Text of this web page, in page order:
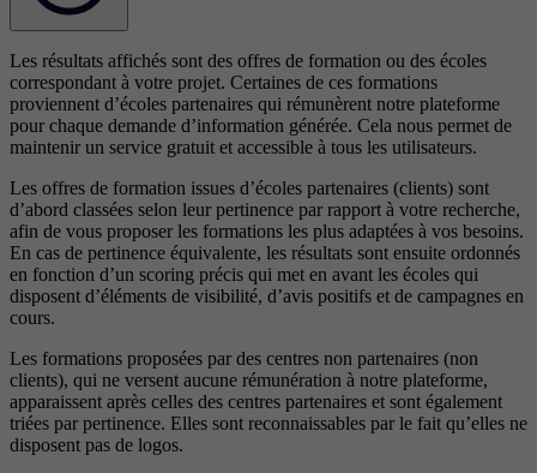
Les résultats affichés sont des offres de formation ou des écoles
correspondant à votre projet. Certaines de ces formations
proviennent d’écoles partenaires qui rémunèrent notre plateforme
pour chaque demande d’information générée. Cela nous permet de
maintenir un service gratuit et accessible à tous les utilisateurs.
Les offres de formation issues d’écoles partenaires (clients) sont
d’abord classées selon leur pertinence par rapport à votre recherche,
afin de vous proposer les formations les plus adaptées à vos besoins.
En cas de pertinence équivalente, les résultats sont ensuite ordonnés
en fonction d’un scoring précis qui met en avant les écoles qui
disposent d’éléments de visibilité, d’avis positifs et de campagnes en
cours.
Les formations proposées par des centres non partenaires (non
clients), qui ne versent aucune rémunération à notre plateforme,
apparaissent après celles des centres partenaires et sont également
triées par pertinence. Elles sont reconnaissables par le fait qu’elles ne
disposent pas de logos.